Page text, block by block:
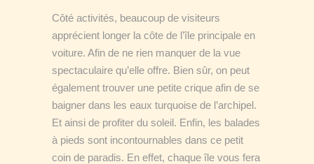
Côté activités, beaucoup de visiteurs
apprécient longer la côte de l’île principale en
voiture. Afin de ne rien manquer de la vue
spectaculaire qu’elle offre. Bien sûr, on peut
également trouver une petite crique afin de se
baigner dans les eaux turquoise de l’archipel.
Et ainsi de profiter du soleil. Enfin, les balades
à pieds sont incontournables dans ce petit
coin de paradis. En effet, chaque île vous fera